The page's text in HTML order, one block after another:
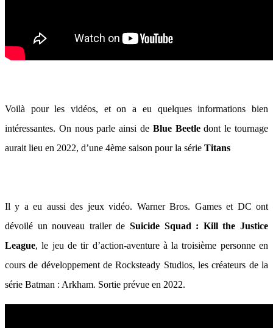
Voilà pour les vidéos, et on a eu quelques informations bien
intéressantes. On nous parle ainsi de Blue Beetledont le tournage
aurait lieu en 2022, d’une 4ème saison pour la série Titans
Il y a eu aussi des jeux vidéo. Warner Bros. Games et DC ont
dévoilé un nouveau trailer de Suicide Squad : Kill the Justice
League, le jeu de tir d’action-aventure à la troisième personne en
cours de développement de Rocksteady Studios, les créateurs de la
série Batman : Arkham. Sortie prévue en 2022.